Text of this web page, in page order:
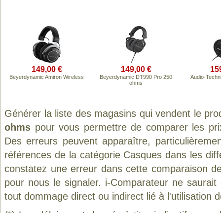
149,00 €
Beyerdynamic Amiron Wireless
149,00 €
Beyerdynamic DT990 Pro 250
ohms
Audio-
Générer la liste des magasins qui vendent le
ohms pour vous permettre de comparer les
Des erreurs peuvent apparaître,
références de la catégorie Casques dans les
constatez une erreur dans cette comparaison
pour nous le signaler. i-Comparateur ne
tout dommage direct ou indirect lié à l'utilisation